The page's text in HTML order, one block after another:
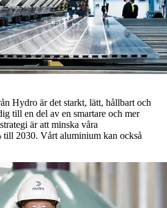
Hydro är det starkt, lätt, hållbart och
till en del av en smartare och mer
är att minska våra
2030. Vårt aluminium kan också